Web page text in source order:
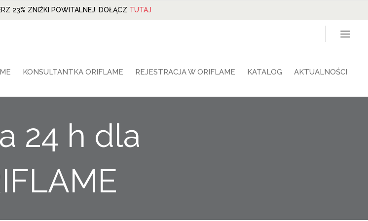
23% ZNIŻKI POWITALNEJ. DOŁĄCZ TUTAJ
KONSULTANTKA ORIFLAME REJESTRACJA W ORIFLAME KATALOG AKTUALNOŚCI
24 h dla